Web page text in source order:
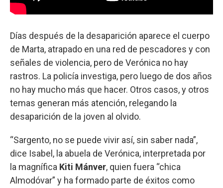
Días después de la desaparición aparece el cuerpo
de Marta, atrapado en una red de pescadores y con
señales de violencia, pero de Verónica no hay
rastros. La policía investiga, pero luego de dos años
no hay mucho más que hacer. Otros casos, y otros
temas generan más atención, relegando la
desaparición de la joven al olvido.
“Sargento, no se puede vivir así, sin saber nada”,
dice Isabel, la abuela de Verónica, interpretada por
la magnífica Kiti Mánver, quien fuera “chica
Almodóvar” y ha formado parte de éxitos como